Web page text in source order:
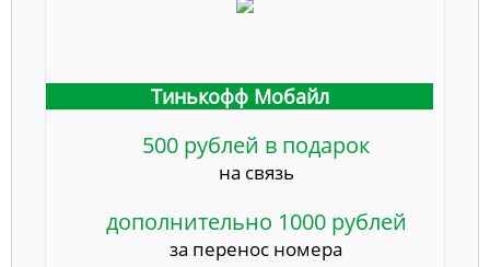
Тинькофф Мобайл
500 рублей в подарок
на связь
дополнительно 1000 рублей
за перенос номера